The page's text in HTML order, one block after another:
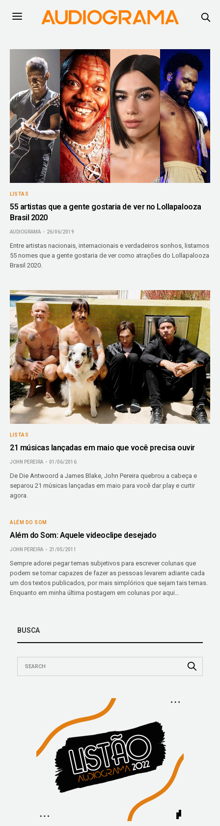
LISTAS
55 artistas que a gente gostaria de ver no Lollapalooza
Brasil 2020
AUDIOGRAMA 26/06/2019
Entre artistas nacionais, internacionais e verdadeiros sonhos, listamos
55 nomes que a gente gostaria de ver como atrações do Lollapalooza
Brasil 2020.
LISTAS
21 músicas lançadas em maio que você precisa ouvir
JOHN PEREIRA 01/06/2016
De Die Antwoord a James Blake, John Pereira quebrou a cabeça e
separou 21 músicas lançadas em maio para você dar play e curtir
agora.
ALÉM DO SOM
Além do Som: Aquele videoclipe desejado
JOHN PEREIRA 21/05/2011
Sempre adorei pegar temas subjetivos para escrever colunas que
podem se tornar capazes de fazer as pessoas levarem adiante cada
um dos textos publicados, por mais simplórios que sejam tais temas.
Enquanto em minha última postagem em colunas por aqui…
BUSCA